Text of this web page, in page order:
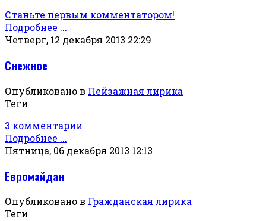
Станьте первым комментатором!
Подробнее ...
Четверг, 12 декабря 2013 22:29
Снежное
Опубликовано в Пейзажная лирика
Теги
3 комментарии
Подробнее ...
Пятница, 06 декабря 2013 12:13
Евромайдан
Опубликовано в Гражданская лирика
Теги